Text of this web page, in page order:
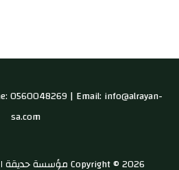
0560048269 | Email: info@alrayan-
sa.com
Copyright © 2026 مؤسسة حديقة الريان -